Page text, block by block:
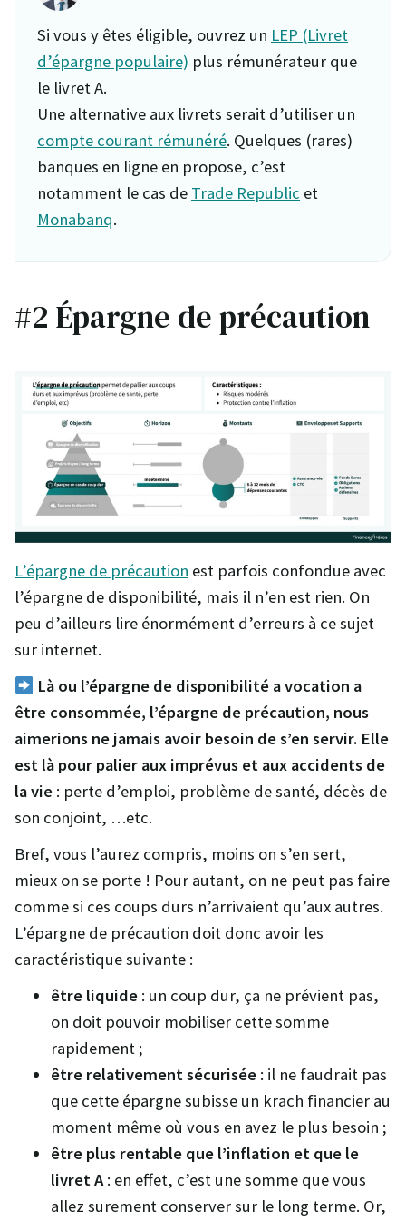
Si vous y êtes éligible, ouvrez un LEP (Livret
d’épargne populaire) plus rémunérateur que
le livret A.
Une alternative aux livrets serait d’utiliser un
compte courant rémunéré. Quelques (rares)
banques en ligne en propose, c’est
notamment le cas de Trade Republic et
Monabanq.
#2 Épargne de précaution
L’épargne de précaution est parfois confondue avec
l’épargne de disponibilité, mais il n’en est rien. On
peu d’ailleurs lire énormément d’erreurs à ce sujet
sur internet.
Là ou l’épargne de disponibilité a vocation a
être consommée, l’épargne de précaution, nous
aimerions ne jamais avoir besoin de s’en servir. Elle
est là pour palier aux imprévus et aux accidents de
la vie : perte d’emploi, problème de santé, décès de
son conjoint, …etc.
Bref, vous l’aurez compris, moins on s’en sert,
mieux on se porte ! Pour autant, on ne peut pas faire
comme si ces coups durs n’arrivaient qu’aux autres.
L’épargne de précaution doit donc avoir les
caractéristique suivante :
être liquide : un coup dur, ça ne prévient pas,
on doit pouvoir mobiliser cette somme
rapidement ;
être relativement sécurisée : il ne faudrait pas
que cette épargne subisse un krach financier au
moment même où vous en avez le plus besoin ;
être plus rentable que l’inflation et que le
livret A: en effet, c’est une somme que vous
allez surement conserver sur le long terme. Or,